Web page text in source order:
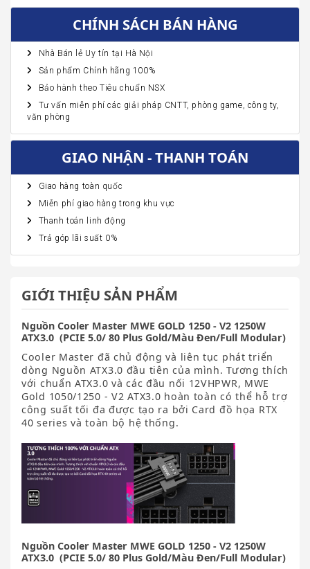
CHÍNH SÁCH BÁN HÀNG
Nhà Bán lẻ Uy tín tại Hà Nội
Sản phẩm Chính hãng 100%
Bảo hành theo Tiêu chuẩn NSX
Tư vấn miễn phí các giải pháp CNTT, phòng game, công ty,
văn phòng
GIAO NHẬN - THANH TOÁN
Giao hàng toàn quốc
Miễn phí giao hàng trong khu vực
Thanh toán linh động
Trả góp lãi suất 0%
GIỚI THIỆU SẢN PHẨM
Nguồn Cooler Master MWE GOLD 1250 - V2 1250W
ATX3.0 (PCIE 5.0/ 80 Plus Gold/Màu Đen/Full Modular)
Cooler Master đã chủ động và liên tục phát triển
dòng Nguồn ATX3.0 đầu tiên của mình. Tương thích
với chuẩn ATX3.0 và các đầu nối 12VHPWR, MWE
Gold 1050/1250 - V2 ATX3.0 hoàn toàn có thể hỗ trợ
công suất tối đa được tạo ra bởi Card đồ họa RTX
40 series và toàn bộ hệ thống.
Nguồn Cooler Master MWE GOLD 1250 - V2 1250W
ATX3.0 (PCIE 5.0/ 80 Plus Gold/Màu Đen/Full Modular)